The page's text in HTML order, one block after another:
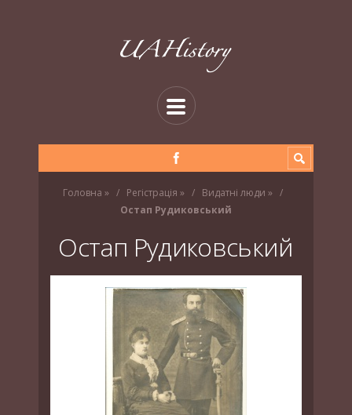
Головна » Регістрація » Видатні люди »
Остап Рудиковський
Остап Рудиковський